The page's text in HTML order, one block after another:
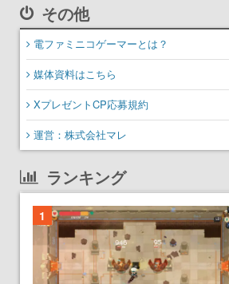
その他
電ファミニコゲーマーとは？
媒体資料はこちら
XプレゼントCP応募規約
運営：株式会社マレ
ランキング
1